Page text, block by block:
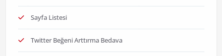
Sayfa Listesi
Twitter Beğeni Arttırma Bedava